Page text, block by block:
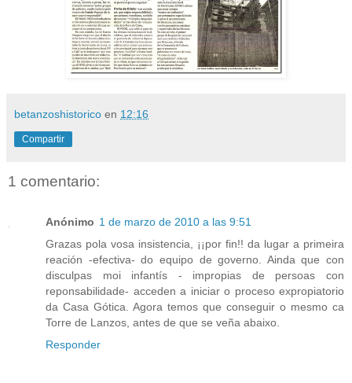
betanzoshistorico en 12:16
Compartir
1 comentario:
Anónimo 1 de marzo de 2010 a las 9:51
Grazas pola vosa insistencia, ¡¡por fin!! da lugar a primeira
reación -efectiva- do equipo de governo. Ainda que con
disculpas moi infantís - impropias de persoas con
reponsabilidade- acceden a iniciar o proceso expropiatorio
da Casa Gótica. Agora temos que conseguir o mesmo ca
Torre de Lanzos, antes de que se veña abaixo.
Responder